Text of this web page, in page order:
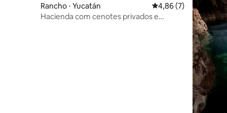
Rancho ⋅ Yucatán 4,86 de uma
4,86 (7)
Hacienda com cenotes privados e